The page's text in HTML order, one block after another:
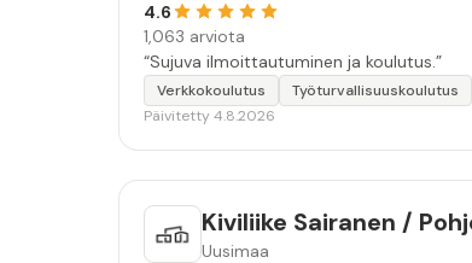
4.6
1,063 arviota
“Sujuva ilmoittautuminen ja koulutus.”
Verkkokoulutus Työturvallisuuskoulutus
Päivitetty 4.8.2026
Kiviliike Sairanen /
Uusimaa